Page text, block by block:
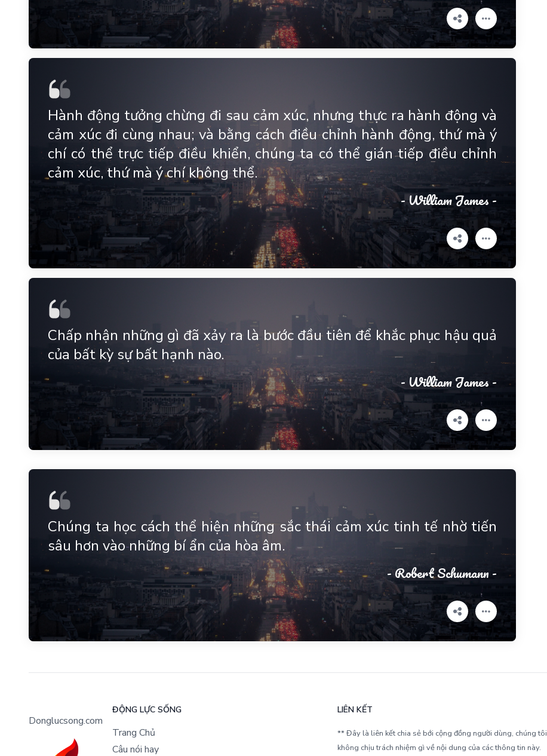
Hành động tưởng chừng đi sau cảm xúc, nhưng thực ra hành động và
cảm xúc đi cùng nhau; và bằng cách điều chỉnh hành động, thứ mà ý
chí có thể trực tiếp điều khiển, chúng ta có thể gián tiếp điều chỉnh
cảm xúc, thứ mà ý chí không thể.
- William James -
Chấp nhận những gì đã xảy ra là bước đầu tiên để khắc phục hậu quả
của bất kỳ sự bất hạnh nào.
- William James -
Chúng ta học cách thể hiện những sắc thái cảm xúc tinh tế nhờ tiến
sâu hơn vào những bí ẩn của hòa âm.
- Robert Schumann -
Donglucsong.com
ĐỘNG LỰC SỐNG
Trang Chủ
Câu nói hay
LIÊN KẾT
** Đây là liên kết chia sẻ bới cộng đồng người dùng, chúng tôi
không chịu trách nhiệm gì về nội dung của các thông tin này.